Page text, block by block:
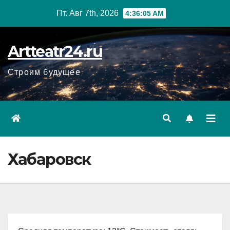
Пт. Авг 7th, 2026 4:36:06 AM
Artteatr24.ru
Строим будущее
Хабаровск